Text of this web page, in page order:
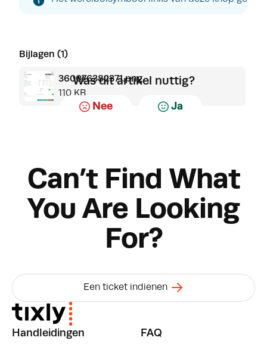
Bijlagen (1)
360076382371.png
110 KB
Was dit artikel nuttig?
Nee Ja
Can’t Find What
You Are Looking
For?
Een ticket indienen
Handleidingen FAQ